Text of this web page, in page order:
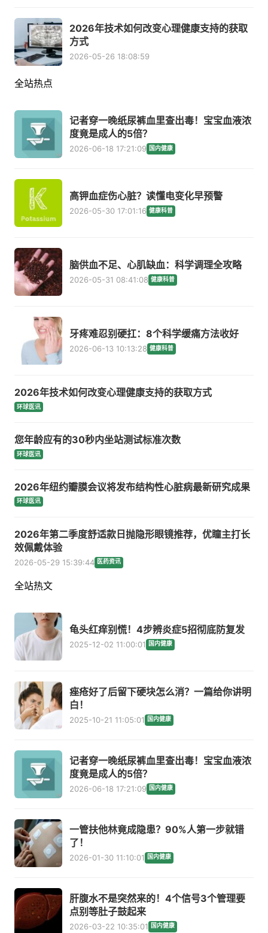
2026年技术如何改变心理健康支持的获取
方式
2026-05-26 18:08:59
全站热点
记者穿一晚纸尿裤血里查出毒！宝宝血液浓
度竟是成人的5倍？
2026-06-18 17:21:09 国内健康
高钾血症伤心脏？读懂电变化早预警
2026-05-30 17:01:16 健康科普
脑供血不足、心肌缺血：科学调理全攻略
2026-05-31 08:41:08 健康科普
牙疼难忍别硬扛：8个科学缓痛方法收好
2026-06-13 10:13:28 健康科普
2026年技术如何改变心理健康支持的获取方式
环球医讯
您年龄应有的30秒内坐站测试标准次数
环球医讯
2026年纽约瓣膜会议将发布结构性心脏病最新研究成果
环球医讯
2026年第二季度舒适款日抛隐形眼镜推荐，优瞳主打长
效佩戴体验
2026-05-29 15:39:44 医药资讯
全站热文
龟头红痒别慌！4步辨炎症5招彻底防复发
2025-12-02 11:00:01 国内健康
痤疮好了后留下硬块怎么消？一篇给你讲明
白！
2025-10-21 11:05:01 国内健康
记者穿一晚纸尿裤血里查出毒！宝宝血液浓
度竟是成人的5倍？
2026-06-18 17:21:09 国内健康
一管扶他林竟成隐患？90%人第一步就错
了！
2026-01-30 11:10:01 国内健康
肝腹水不是突然来的！4个信号3个管理要
点别等肚子鼓起来
2026-03-22 10:35:01 国内健康